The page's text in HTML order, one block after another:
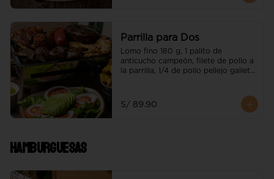
Parrilla para Dos
Lomo fino 180 g, 1 palito de
anticucho campeón, filete de pollo a
la parrilla, 1/4 de pollo pellejo galleta
ensalada de la casa
S/ 89.90
Hamburguesas